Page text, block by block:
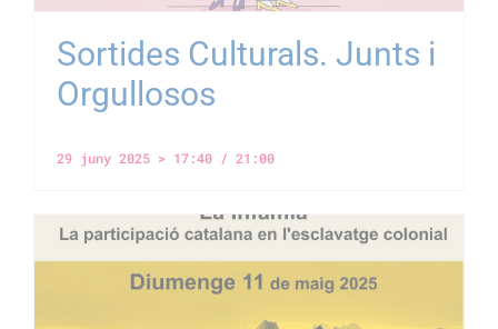
Sortides Culturals. Junts i
Orgullosos
29 juny 2025 > 17:40/ 21:00